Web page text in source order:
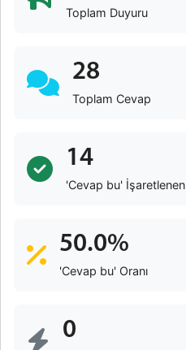
Toplam Duyuru
28
Toplam Cevap
14
'Cevap bu' İşaretlenen
50.0%
'Cevap bu' Oranı
0